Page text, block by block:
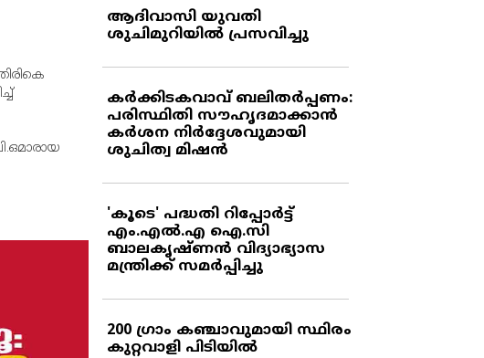
ആദിവാസി യുവതി
ശുചിമുറിയില്‍ പ്രസവിച്ചു
കര്‍ക്കിടകവാവ് ബലിതര്‍പ്പണം:
പരിസ്ഥിതി സൗഹൃദമാക്കാന്‍
കര്‍ശന നിര്‍ദ്ദേശവുമായി
ശുചിത്വ മിഷന്‍
'കൂടെ' പദ്ധതി റിപ്പോര്‍ട്ട്
എം.എല്‍.എ ഐ.സി
ബാലകൃഷ്ണന്‍ വിദ്യാഭ്യാസ
മന്ത്രിക്ക് സമര്‍പ്പിച്ചു
200 ഗ്രാം കഞ്ചാവുമായി സ്ഥിരം
കുറ്റവാളി പിടിയില്‍